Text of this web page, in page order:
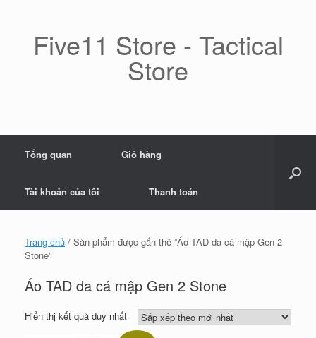
Five11 Store - Tactical
Store
Tổng quan Giỏ hàng
Tài khoản của tôi Thanh toán
Trang chủ / Sản phẩm được gắn thẻ “Áo TAD da cá mập Gen 2
Stone”
Áo TAD da cá mập Gen 2 Stone
Hiển thị kết quả duy nhất